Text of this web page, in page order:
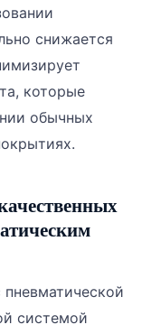
снижается
которые
обычных
системой